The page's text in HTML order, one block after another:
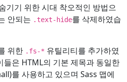
기기 위한 시대 착오적인 방법으
안되는 .text-hide를 삭제하였습
위한 .fs-* 유틸리티를 추가하였
들은 HTML의 기본 제목과 동일한
를 사용하고 있으며 Sass 맵에